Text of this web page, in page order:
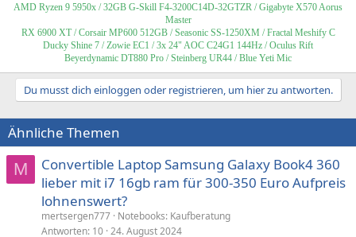
AMD Ryzen 9 5950x / 32GB G-Skill F4-3200C14D-32GTZR / Gigabyte X570 Aorus
Master
RX 6900 XT / Corsair MP600 512GB / Seasonic SS-1250XM / Fractal Meshify C
Ducky Shine 7 / Zowie EC1 / 3x 24" AOC C24G1 144Hz / Oculus Rift
Beyerdynamic DT880 Pro / Steinberg UR44 / Blue Yeti Mic
Du musst dich einloggen oder registrieren, um hier zu antworten.
Ähnliche Themen
M
Convertible Laptop Samsung Galaxy Book4 360
lieber mit i7 16gb ram für 300-350 Euro Aufpreis
lohnenswert?
mertsergen777 Notebooks: Kaufberatung
Antworten 10 24. August 2024